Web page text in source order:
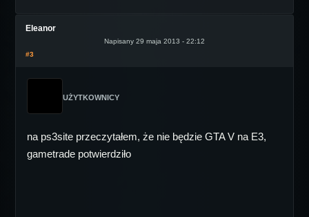
Eleanor
Napisany 29 maja 2013 - 22:12
#3
UŻYTKOWNICY
na ps3site przeczytałem, że nie będzie GTA V na E3,
gametrade potwierdziło